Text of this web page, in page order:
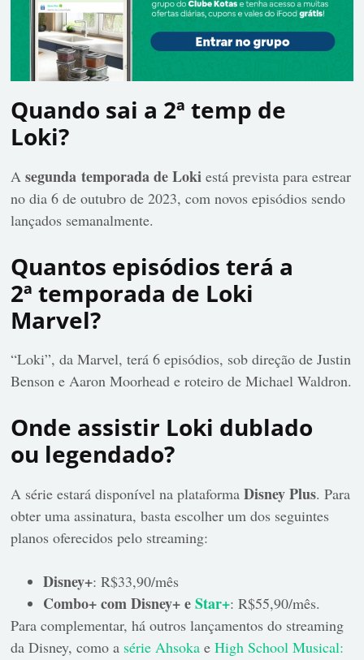
Quando sai a 2ª temp de
Loki?
Asegunda temporada de Loki está prevista para estrear
no dia 6 de outubro de 2023, com novos episódios sendo
lançados semanalmente.
Quantos episódios terá a
2ª temporada de Loki
Marvel?
“Loki”, da Marvel, terá 6 episódios, sob direção de Justin
Benson e Aaron Moorhead e roteiro de Michael Waldron.
Onde assistir Loki dublado
ou legendado?
A série estará disponível na plataformaDisney Plus. Para
obter uma assinatura, basta escolher um dos seguintes
planos oferecidos pelo streaming:
Disney+: R$33,90/mês
Combo+ com Disney+ eStar+: R$55,90/mês.
Para complementar, há outros lançamentos do streaming
da Disney, como a série Ahsoka eHigh School Musical: